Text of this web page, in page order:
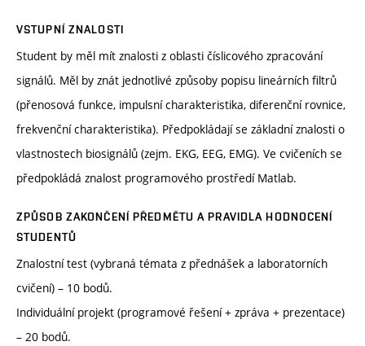
VSTUPNÍ ZNALOSTI
Student by měl mít znalosti z oblasti číslicového zpracování
signálů. Měl by znát jednotlivé způsoby popisu lineárních filtrů
(přenosová funkce, impulsní charakteristika, diferenční rovnice,
frekvenční charakteristika). Předpokládají se základní znalosti o
vlastnostech biosignálů (zejm. EKG, EEG, EMG). Ve cvičeních se
předpokládá znalost programového prostředí Matlab.
ZPŮSOB ZAKONČENÍ PŘEDMĚTU A PRAVIDLA HODNOCENÍ
STUDENTŮ
Znalostní test (vybraná témata z přednášek a laboratorních
cvičení) – 10 bodů.
Individuální projekt (programové řešení + zpráva + prezentace)
– 20 bodů.